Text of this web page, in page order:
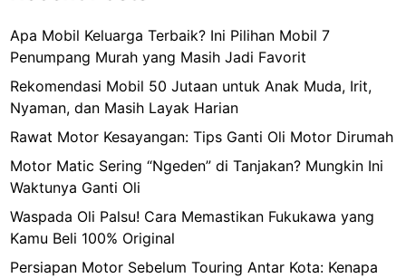
Apa Mobil Keluarga Terbaik? Ini Pilihan Mobil 7
Penumpang Murah yang Masih Jadi Favorit
Rekomendasi Mobil 50 Jutaan untuk Anak Muda, Irit,
Nyaman, dan Masih Layak Harian
Rawat Motor Kesayangan: Tips Ganti Oli Motor Dirumah
Motor Matic Sering “Ngeden” di Tanjakan? Mungkin Ini
Waktunya Ganti Oli
Waspada Oli Palsu! Cara Memastikan Fukukawa yang
Kamu Beli 100% Original
Persiapan Motor Sebelum Touring Antar Kota: Kenapa